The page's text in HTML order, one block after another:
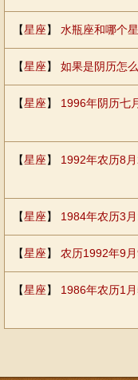
【星座】 水瓶座和哪个
【星座】 如果是阴历怎
【星座】 1996年阴历七
【星座】 1992年农历8
【星座】 1984年农历3
【星座】 农历1992年9
【星座】 1986年农历1